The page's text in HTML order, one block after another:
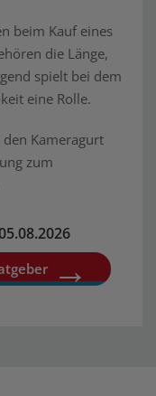
beim Kauf eines
die Länge,
spielt bei dem
eine Rolle.
Kameragurt
zum